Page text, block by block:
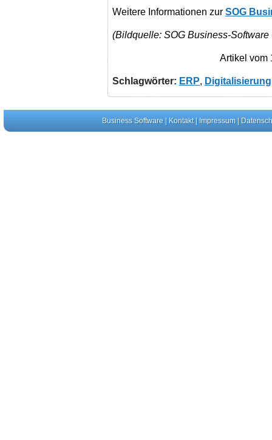
Weitere Informationen zur SOG
(Bildquelle: SOG Business-Software
Artikel vom
Schlagwörter: ERP, Digitalisierung
Business Software| Kontakt| Impressum|